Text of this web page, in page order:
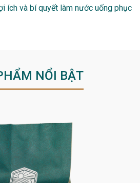
ích và bí quyết làm nước uống phục
NỔI BẬT